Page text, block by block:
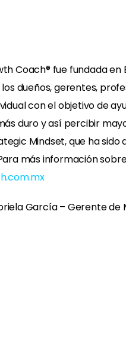
Coach® fue fundada
dueños, gerentes,
con el objetivo de
duro y así percibir
Mindset, que ha
más información
García – Gerente